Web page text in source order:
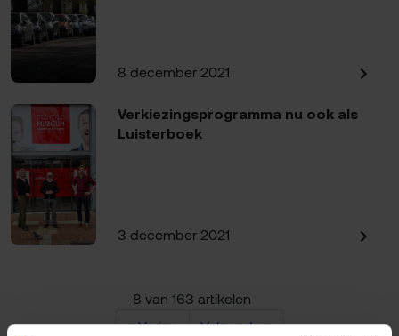
8 december 2021
Verkiezingsprogramma nu ook als
Luisterboek
3 december 2021
8 van 163 artikelen
« Vorige
Volgende »